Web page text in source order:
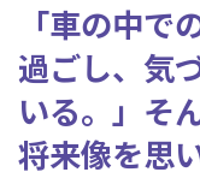
「車の中で
過ごし、気
いる。」そ
将来像を思